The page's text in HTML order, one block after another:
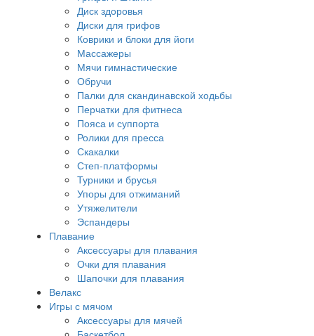
Диск здоровья
Диски для грифов
Коврики и блоки для йоги
Массажеры
Мячи гимнастические
Обручи
Палки для скандинавской ходьбы
Перчатки для фитнеса
Пояса и суппорта
Ролики для пресса
Скакалки
Степ-платформы
Турники и брусья
Упоры для отжиманий
Утяжелители
Эспандеры
Плавание
Аксессуары для плавания
Очки для плавания
Шапочки для плавания
Велакс
Игры с мячом
Аксессуары для мячей